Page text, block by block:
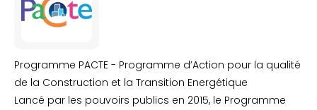
Programme PACTE - Programme d’Action pour la qualité
de la Construction et la Transition Energétique
Lancé par les pouvoirs publics en 2015, le Programme